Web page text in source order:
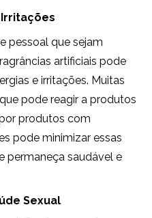
Irritações
pessoal que sejam
artificiais pode
e irritações. Muitas
pode reagir a produtos
produtos com
pode minimizar essas
permaneça saudável e
Sexual